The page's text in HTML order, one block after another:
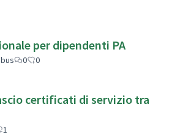
per dipendenti PA
0 0
certificati di servizio tra
1